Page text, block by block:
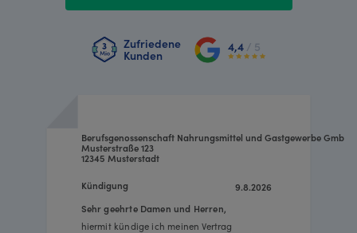
Zufriedene
Kunden
4,4 / 5
9.8.2026
Berufsgenossenschaft Nahrungsmittel und Gastgewerbe GmbH
Musterstraße 123
12345 Musterstadt
hiermit kündige ich meinen Vertrag
Sehr geehrte Damen und Herren,
Kündigung